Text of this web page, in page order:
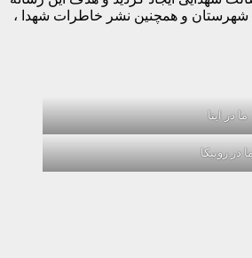
شهرستان و همچنین نشر خاطرات شهدا ،
ما در ایتا
در روبیکا